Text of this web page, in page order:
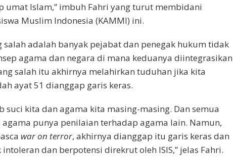
umat Islam,” imbuh Fahri yang turut membidani
Muslim Indonesia (KAMMI) ini.
salah adalah banyak pejabat dan penegak hukum tidak
agama dan negara di mana keduanya diintegrasikan
salah itu akhirnya melahirkan tuduhan jika kita
ayat 51 dianggap garis keras.
suci kita dan agama kita masing-masing. Dan semua
punya penilaian terhadap agama lain. Namun,
war on terror, akhirnya dianggap itu garis keras dan
dan berpotensi direkrut oleh ISIS,” jelas Fahri.